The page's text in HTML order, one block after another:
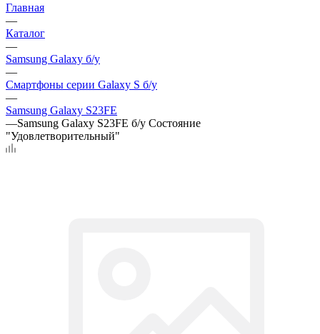
Главная
—
Каталог
—
Samsung Galaxy б/у
—
Смартфоны серии Galaxy S б/у
—
Samsung Galaxy S23FE
—Samsung Galaxy S23FE б/у Состояние
"Удовлетворительный"